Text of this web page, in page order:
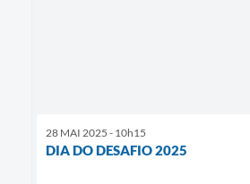
28 MAI 2025 - 10h15
DIA DO DESAFIO 2025